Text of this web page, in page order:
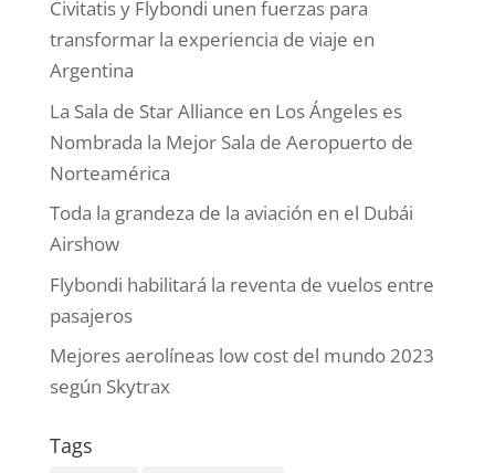
Civitatis y Flybondi unen fuerzas para
transformar la experiencia de viaje en
Argentina
La Sala de Star Alliance en Los Ángeles es
Nombrada la Mejor Sala de Aeropuerto de
Norteamérica
Toda la grandeza de la aviación en el Dubái
Airshow
Flybondi habilitará la reventa de vuelos entre
pasajeros
Mejores aerolíneas low cost del mundo 2023
según Skytrax
Tags